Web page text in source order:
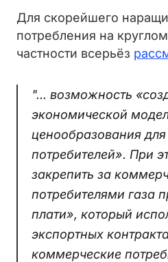
Для скорейшего
потребления на
частности всерьёз
"... возможность
экономической
ценообразования
потребителей». При
закрепить за
потребителями газа
плати», который
экспортных
коммерческие